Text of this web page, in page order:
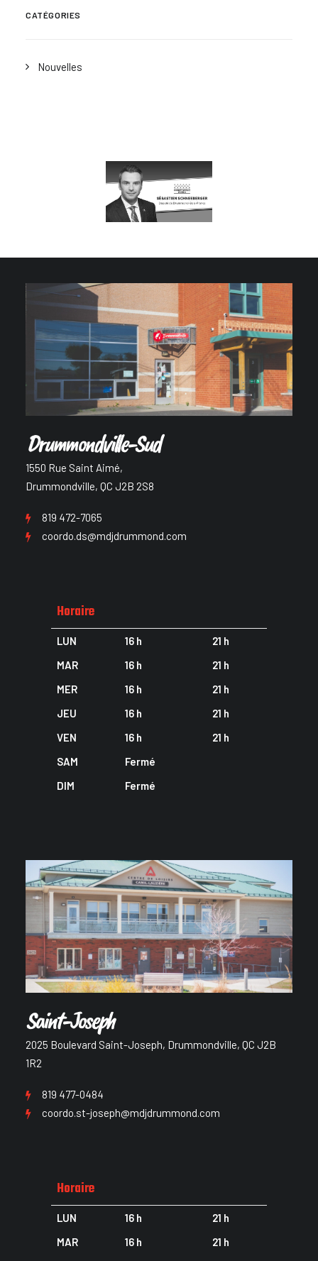
CATÉGORIES
Nouvelles
Drummondville-Sud
1550 Rue Saint Aimé,
Drummondville, QC J2B 2S8
819 472-7065
coordo.ds@mdjdrummond.com
Horaire
LUN 16 h
21 h
MAR
16 h
21 h
MER
16 h
21 h
JEU
16 h
21 h
VEN
16 h
21 h
SAM
Fermé
DIM
Fermé
Saint-Joseph
2025 Boulevard Saint-Joseph, Drummondville, QC J2B
1R2
819 477-0484
coordo.st-joseph@mdjdrummond.com
Horaire
LUN 16 h
21 h
MAR
16 h
21 h